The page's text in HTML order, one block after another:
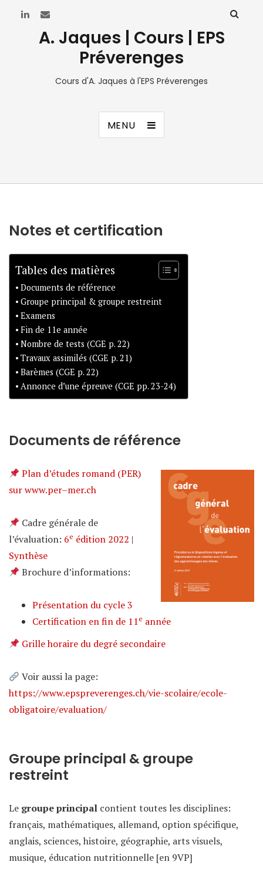
A. Jaques | Cours | EPS
Préverenges
Cours d'A. Jaques à l'EPS Préverenges
MENU
Notes et certification
Tables des matières
Documents de référence
Groupe principal & groupe restreint
Examens
Fin de 11e année
Nombre de tests (CGE p. 22)
Travaux assimilés (CGE p. 21)
Barèmes (CGE p. 22)
Annonce d’une épreuve (CGE pp. 23-24)
Documents de référence
Plan d’études romand (PER)
surwww.per–mer.ch
Cadre générale de
l’évaluation: 6e édition 2022 |
Synthèse
Brochure d’informations:
Présentation du cycle 3
Certification en fin de 11e année
Grille horaire du degré secondaire
Voir aussi la page:
https://www.epspreverenges.ch/vie-scolaire/ecole-
obligatoire/evaluation/
Groupe principal & groupe
restreint
Le groupe principal contient toutes les disciplines:
français, mathématiques, allemand, option spécifique,
anglais, sciences, histoire, géographie, arts visuels,
musique, éducation nutritionnelle [en 9VP]